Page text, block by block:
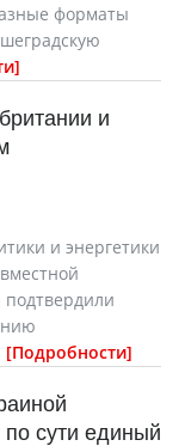
форматы
и
и энергетики
Подробности
по сути единый